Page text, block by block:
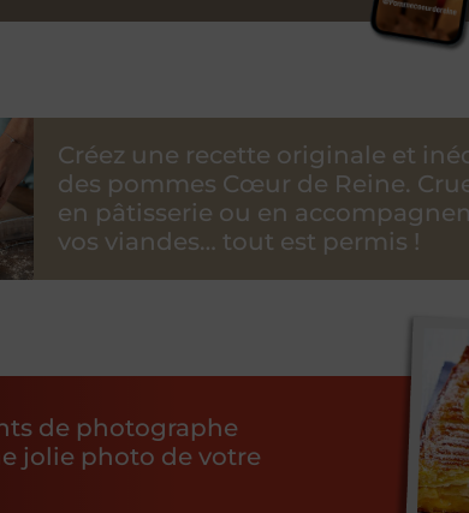
Créez une recette originale et
des pommes Cœur de Reine.
en pâtisserie ou en
vos viandes… tout est permis !
de photographe
jolie photo de votre